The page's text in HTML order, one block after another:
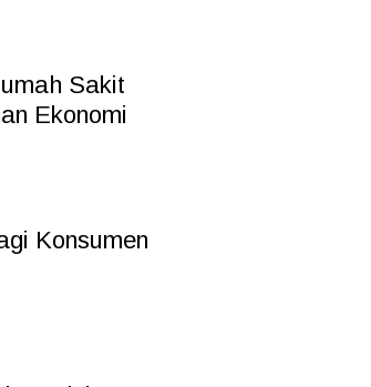
Sakit
Ekonomi
Konsumen